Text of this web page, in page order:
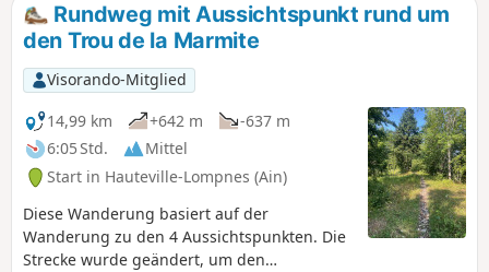
Rundweg mit Aussichtspunkt rund um
den Trou de la Marmite
Visorando-Mitglied
14,99 km
+642 m
-637 m
6:05 Std.
Mittel
Start in Hauteville-Lompnes (Ain)
Diese Wanderung basiert auf der
Wanderung zu den 4 Aussichtspunkten. Die
Strecke wurde geändert, um den